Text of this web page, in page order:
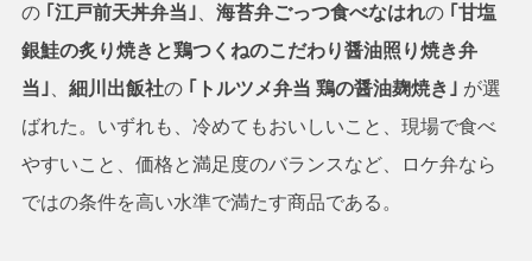
の ｢江戸前天丼弁当｣ 海苔弁ごっつ食べなはれの｢甘塩
銀鮭の炙り焼きと鶏つくねのこだわり醤油照り焼き弁
当｣
細川出飯社の ｢トルツメ弁当 鶏の醤油麹焼き｣ が選
ばれた。いずれも、冷めてもおいしいこと、現場で食べ
やすいこと、価格と満足度のバランスなど、ロケ弁なら
ではの条件を高い水準で満たす商品である。